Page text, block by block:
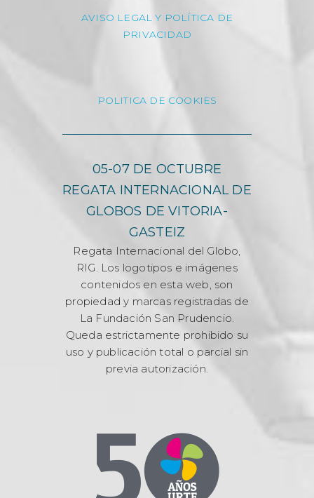
AVISO LEGAL Y POLÍTICA DE
PRIVACIDAD
POLITICA DE COOKIES
05-07 DE OCTUBRE
REGATA INTERNACIONAL DE
GLOBOS DE VITORIA-
GASTEIZ
Regata Internacional del Globo,
RIG. Los logotipos e imágenes
contenidos en esta web, son
propiedad y marcas registradas de
La Fundación San Prudencio.
Queda estrictamente prohibido su
uso y publicación total o parcial sin
previa autorización.